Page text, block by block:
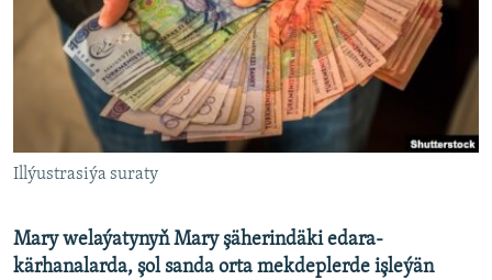
Illýustrasiýa suraty
Mary welaýatynyň Mary şäherindäki edara-
kärhanalarda, şol sanda orta mekdeplerde işleýän